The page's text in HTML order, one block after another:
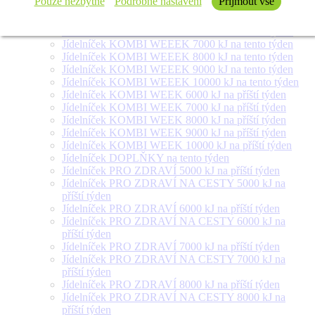
týden
Jídelníček KOMBI WEEEK 7000 kJ na tento týden
Jídelníček KOMBI WEEEK 8000 kJ na tento týden
Jídelníček KOMBI WEEEK 9000 kJ na tento týden
Jídelníček KOMBI WEEEK 10000 kJ na tento týden
Jídelníček KOMBI WEEK 6000 kJ na příští týden
Jídelníček KOMBI WEEK 7000 kJ na příští týden
Jídelníček KOMBI WEEK 8000 kJ na příští týden
Jídelníček KOMBI WEEK 9000 kJ na příští týden
Jídelníček KOMBI WEEK 10000 kJ na příští týden
Jídelníček DOPLŇKY na tento týden
Jídelníček PRO ZDRAVÍ 5000 kJ na příští týden
Jídelníček PRO ZDRAVÍ NA CESTY 5000 kJ na
příští týden
Jídelníček PRO ZDRAVÍ 6000 kJ na příští týden
Jídelníček PRO ZDRAVÍ NA CESTY 6000 kJ na
příští týden
Jídelníček PRO ZDRAVÍ 7000 kJ na příští týden
Jídelníček PRO ZDRAVÍ NA CESTY 7000 kJ na
příští týden
Jídelníček PRO ZDRAVÍ 8000 kJ na příští týden
Jídelníček PRO ZDRAVÍ NA CESTY 8000 kJ na
příští týden